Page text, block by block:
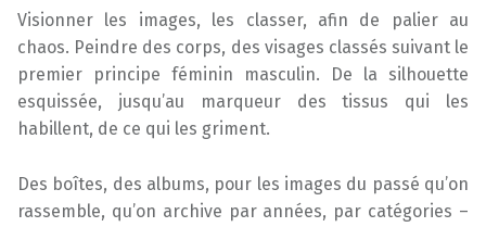
Visionner les images, les classer, afin de palier au
chaos. Peindre des corps, des visages classés suivant le
premier principe féminin masculin. De la silhouette
esquissée, jusqu’au marqueur des tissus qui les
habillent, de ce qui les griment.
Des boîtes, des albums, pour les images du passé qu’on
rassemble, qu’on archive par années, par catégories –